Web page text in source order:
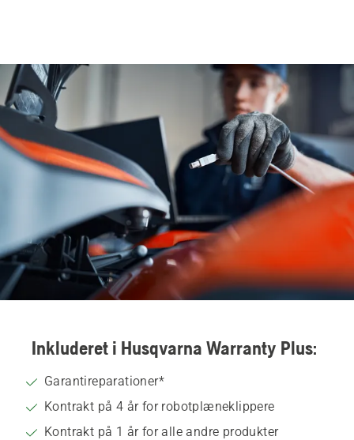
Inkluderet i Husqvarna Warranty Plus:
Garantireparationer*
Kontrakt på 4 år for robotplæneklippere
Kontrakt på 1 år for alle andre produkter